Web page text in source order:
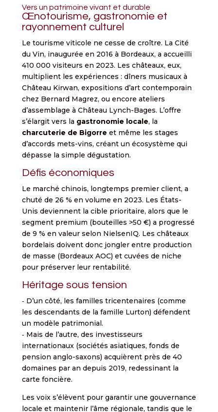
Vers un patrimoine vivant et durable
Œnotourisme, gastronomie et
rayonnement culturel
Le tourisme viticole ne cesse de croître. La Cité
du Vin, inaugurée en 2016 à Bordeaux, a accueilli
410 000 visiteurs en 2023. Les châteaux, eux,
multiplient les expériences : dîners musicaux à
Château Kirwan, expositions d’art contemporain
chez Bernard Magrez, ou encore ateliers
d’assemblage à Château Lynch-Bages. L’offre
s’élargit vers la gastronomie locale, la
charcuterie de Bigorre et même les stages
d’accords mets-vins, créant un écosystème qui
dépasse la simple dégustation.
Défis économiques
Le marché chinois, longtemps premier client, a
chuté de 26 % en volume en 2023. Les États-
Unis deviennent la cible prioritaire, alors que le
segment premium (bouteilles >50 €) a progressé
de 9 % en valeur selon NielsenIQ. Les châteaux
bordelais doivent donc jongler entre production
de masse (Bordeaux AOC) et cuvées de niche
pour préserver leur rentabilité.
Héritage sous tension
‐ D’un côté, les familles tricentenaires (comme
les descendants de la famille Lurton) défendent
un modèle patrimonial.
‐ Mais de l’autre, des investisseurs
internationaux (sociétés asiatiques, fonds de
pension anglo-saxons) acquièrent près de 40
domaines par an depuis 2019, redessinant la
carte foncière.
Les voix s’élèvent pour garantir une gouvernance
locale et maintenir l’âme régionale, tandis que le